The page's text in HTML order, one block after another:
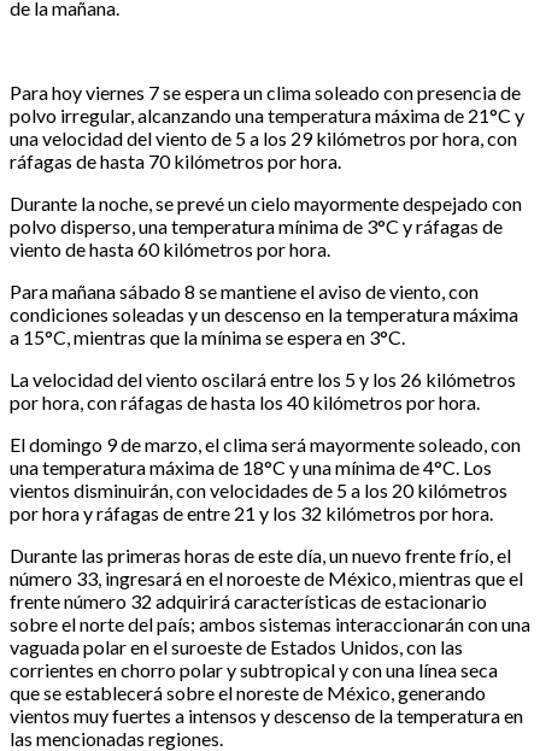
de la mañana.
Para hoy viernes 7 se espera un clima soleado con presencia de
polvo irregular, alcanzando una temperatura máxima de 21°C y
una velocidad del viento de 5 a los 29 kilómetros por hora, con
ráfagas de hasta 70 kilómetros por hora.
Durante la noche, se prevé un cielo mayormente despejado con
polvo disperso, una temperatura mínima de 3°C y ráfagas de
viento de hasta 60 kilómetros por hora.
Para mañana sábado 8 se mantiene el aviso de viento, con
condiciones soleadas y un descenso en la temperatura máxima
a 15°C, mientras que la mínima se espera en 3°C.
La velocidad del viento oscilará entre los 5 y los 26 kilómetros
por hora, con ráfagas de hasta los 40 kilómetros por hora.
El domingo 9 de marzo, el clima será mayormente soleado, con
una temperatura máxima de 18°C y una mínima de 4°C. Los
vientos disminuirán, con velocidades de 5 a los 20 kilómetros
por hora y ráfagas de entre 21 y los 32 kilómetros por hora.
Durante las primeras horas de este día, un nuevo frente frío, el
número 33, ingresará en el noroeste de México, mientras que el
frente número 32 adquirirá características de estacionario
sobre el norte del país; ambos sistemas interaccionarán con una
vaguada polar en el suroeste de Estados Unidos, con las
corrientes en chorro polar y subtropical y con una línea seca
que se establecerá sobre el noreste de México, generando
vientos muy fuertes a intensos y descenso de la temperatura en
las mencionadas regiones.